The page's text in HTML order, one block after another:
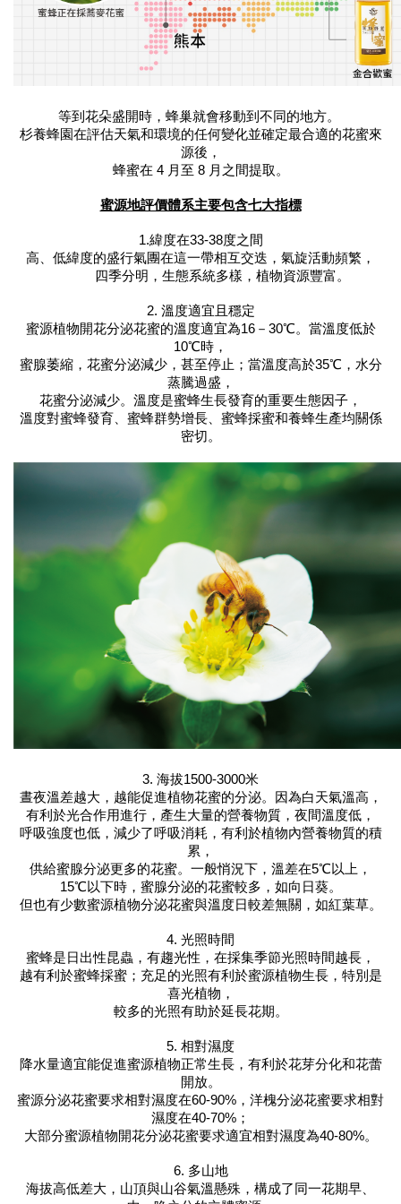
等到花朵盛開時，蜂巢就會移動到不同的地方。
杉養蜂園在評估天氣和環境的任何變化並確定最合適的花蜜來
源後，
蜂蜜在 4 月至 8 月之間提取。
蜜源地評價體系主要包含七大指標
1.緯度在33-38度之間
高、低緯度的盛行氣團在這一帶相互交迭，氣旋活動頻繁，
四季分明，生態系統多樣，植物資源豐富。
2. 溫度適宜且穩定
蜜源植物開花分泌花蜜的溫度適宜為16－30℃。當溫度低於
10℃時，
蜜腺萎縮，花蜜分泌減少，甚至停止；當溫度高於35℃，水分
蒸騰過盛，
花蜜分泌減少。溫度是蜜蜂生長發育的重要生態因子，
溫度對蜜蜂發育、蜜蜂群勢增長、蜜蜂採蜜和養蜂生產均關係
密切。
3. 海拔1500-3000米
晝夜溫差越大，越能促進植物花蜜的分泌。因為白天氣溫高，
有利於光合作用進行，產生大量的營養物質，夜間溫度低，
呼吸強度也低，減少了呼吸消耗，有利於植物內營養物質的積
累，
供給蜜腺分泌更多的花蜜。一般悄況下，溫差在5℃以上，
15℃以下時，蜜腺分泌的花蜜較多，如向日葵。
但也有少數蜜源植物分泌花蜜與溫度日較差無關，如紅葉草。
4. 光照時間
蜜蜂是日出性昆蟲，有趨光性，在採集季節光照時間越長，
越有利於蜜蜂採蜜；充足的光照有利於蜜源植物生長，特別是
喜光植物，
較多的光照有助於延長花期。
5. 相對濕度
降水量適宜能促進蜜源植物正常生長，有利於花芽分化和花蕾
開放。
蜜源分泌花蜜要求相對濕度在60-90%，洋槐分泌花蜜要求相對
濕度在40-70%；
大部分蜜源植物開花分泌花蜜要求適宜相對濕度為40-80%。
6. 多山地
海拔高低差大，山頂與山谷氣溫懸殊，構成了同一花期早、